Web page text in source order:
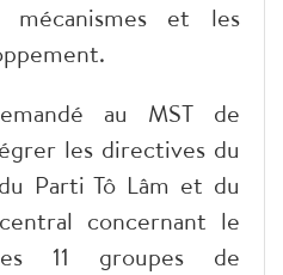
mécanismes et les
au MST de
les directives du
Parti Tô Lâm et du
concernant le
11 groupes de